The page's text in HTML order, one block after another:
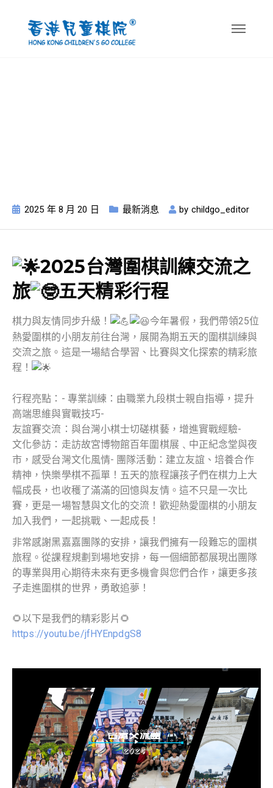
2025 年 8 月 20 日 最新消息 by childgo_editor
2025台灣圍棋訓練交流之
旅
五天精彩行程
棋力與友情同步升級！
今年暑假，我們帶領25位
熱愛圍棋的小朋友前往台灣，展開為期五天的圍棋訓練與
交流之旅。這是一場結合學習、比賽與文化探索的精彩旅
程！
行程亮點：- 專業訓練：由職業九段棋士親自指導，提升
高端思維與實戰技巧-
友誼賽交流：與台灣小棋士切磋棋藝，增進實戰經驗-
文化參訪：走訪故宮博物館百年圍棋展﹑中正紀念堂與夜
市，感受台灣文化風情- 團隊活動：建立友誼、培養合作
精神，快樂學棋不孤單！五天的旅程讓孩子們在棋力上大
幅成長，也收穫了滿滿的回憶與友情。這不只是一次比
賽，更是一場智慧與文化的交流！歡迎熱愛圍棋的小朋友
加入我們，一起挑戰、一起成長！
非常感謝黑嘉嘉團隊的安排，讓我們擁有一段難忘的圍棋
旅程。從課程規劃到場地安排，每一個細節都展現出團隊
的專業與用心期待未來有更多機會與您們合作，讓更多孩
子走進圍棋的世界，勇敢追夢！
🌻以下是我們的精彩影片🌻
https://youtu.be/jfHYEnpdgS8